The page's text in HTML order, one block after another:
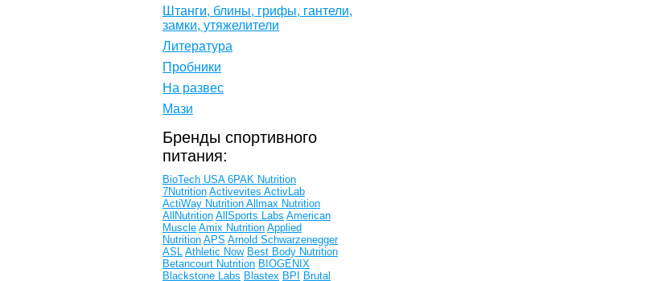
Штанги, блины, грифы, гантели,
замки, утяжелители
Литература
Пробники
На развес
Мази
Бренды спортивного
питания:
BioTech USA 6PAK Nutrition
7Nutrition Activevites ActivLab
ActiWay Nutrition Allmax Nutrition
AllNutrition AllSports Labs American
Muscle Amix Nutrition Applied
Nutrition APS Arnold Schwarzenegger
ASL Athletic Now Best Body Nutrition
Betancourt Nutrition BIOGENIX
Blackstone Labs Blastex BPI
Brutal